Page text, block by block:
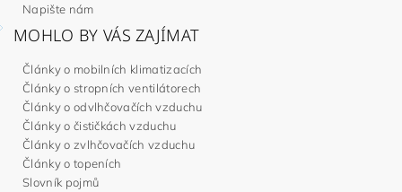
Napište nám
MOHLO BY VÁS ZAJÍMAT
Články o mobilních klimatizacích
Články o stropních ventilátorech
Články o odvlhčovačích vzduchu
Články o čističkách vzduchu
Články o zvlhčovačích vzduchu
Články o topeních
Slovník pojmů